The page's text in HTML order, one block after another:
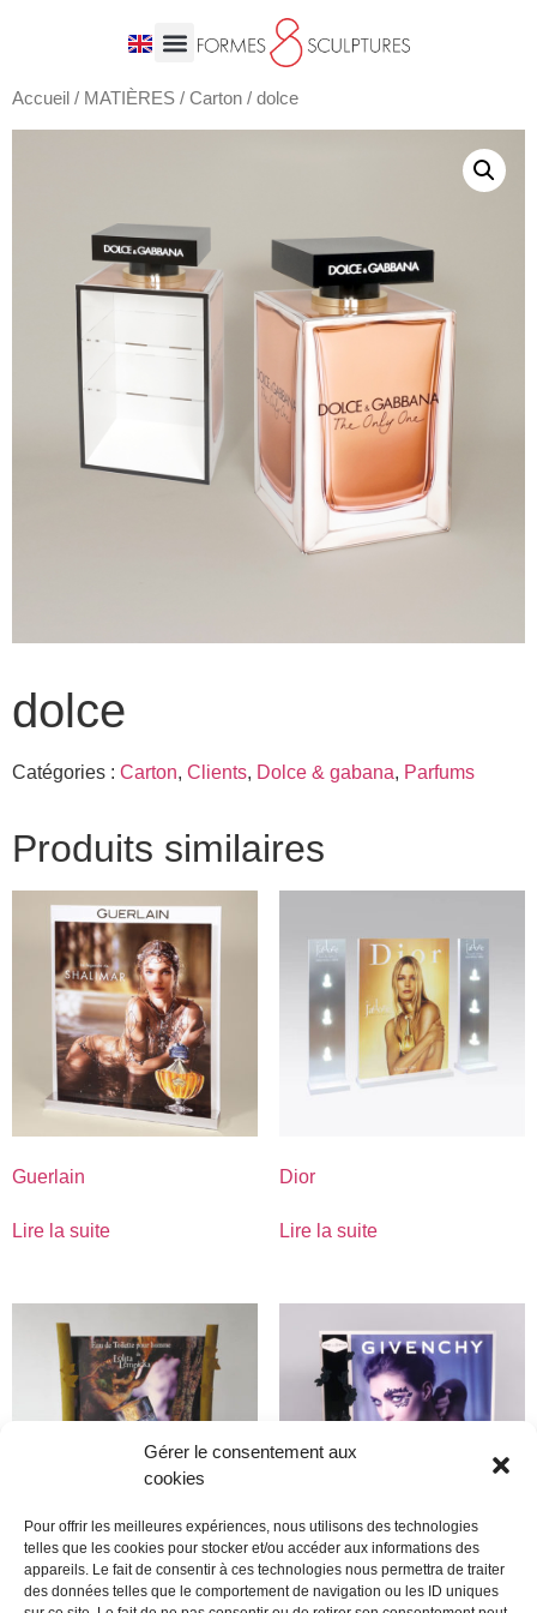
Gérer le consentement aux
cookies
Pour offrir les meilleures expériences, nous utilisons des technologies
telles que les cookies pour stocker et/ou accéder aux informations des
appareils. Le fait de consentir à ces technologies nous permettra de traiter
des données telles que le comportement de navigation ou les ID uniques
Accueil / MATIÈRES / Carton / dolce
dolce
Catégories : Carton, Clients, Dolce & gabana, Parfums
Produits similaires
Guerlain
Lire la suite
Dior
Lire la suite
lolita lempcika Givenchy